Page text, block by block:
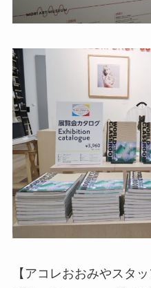
【アコレおおみやスタ